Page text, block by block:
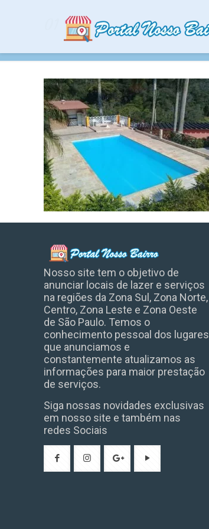
Nosso site tem o objetivo de
anunciar locais de lazer e serviços
na regiões da Zona Sul, Zona Norte,
Centro, Zona Leste e Zona Oeste
de São Paulo. Temos o
conhecimento pessoal dos lugares
que anunciamos e
constantemente atualizamos as
informações para maior prestação
de serviços.
Siga nossas novidades exclusivas
em nosso site e também nas
redes Sociais